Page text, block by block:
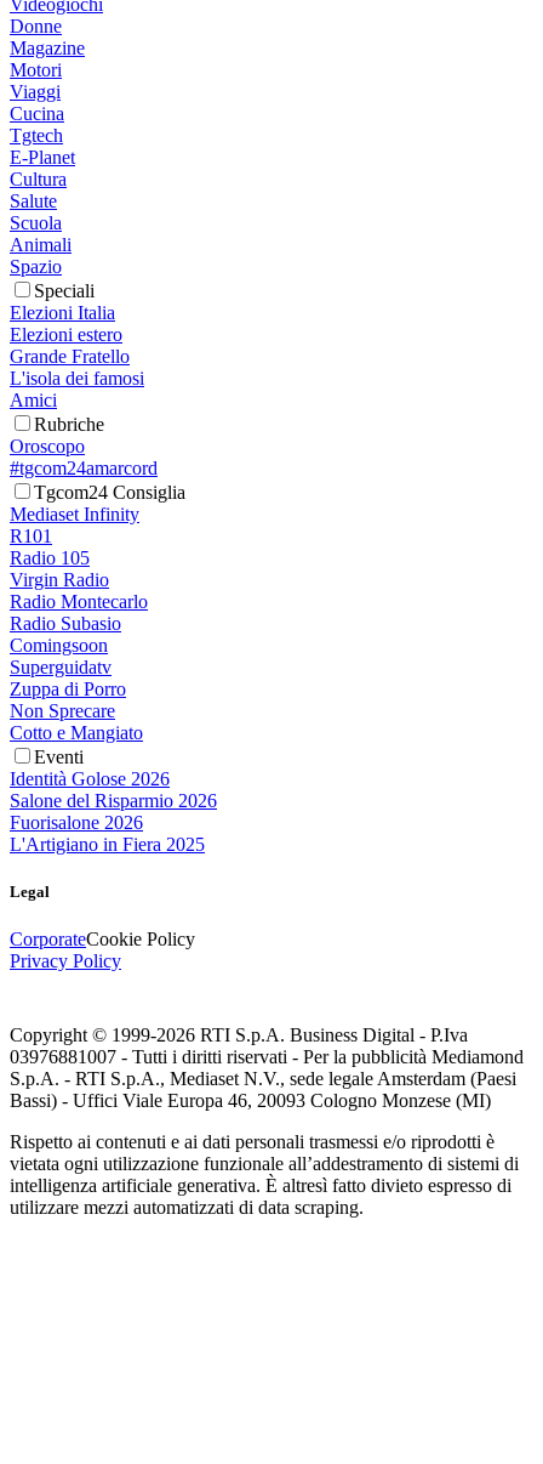
Donne
Magazine
Motori
Viaggi
Cucina
Tgtech
E-Planet
Cultura
Salute
Scuola
Animali
Spazio
Speciali
Elezioni Italia
Elezioni estero
Grande Fratello
L'isola dei famosi
Amici
Rubriche
Oroscopo
#tgcom24amarcord
Tgcom24 Consiglia
Mediaset Infinity
R101
Radio 105
Virgin Radio
Radio Montecarlo
Radio Subasio
Comingsoon
Superguidatv
Zuppa di Porro
Non Sprecare
Cotto e Mangiato
Eventi
Identità Golose 2026
Salone del Risparmio 2026
Fuorisalone 2026
L'Artigiano in Fiera 2025
Legal
CorporateCookie Policy
Privacy Policy
Copyright © 1999-2026 RTI S.p.A. Business Digital - P.Iva
03976881007 - Tutti i diritti riservati - Per la pubblicità Mediamond
S.p.A. - RTI S.p.A., Mediaset N.V., sede legale Amsterdam (Paesi
Bassi) - Uffici Viale Europa 46, 20093 Cologno Monzese (MI)
Rispetto ai contenuti e ai dati personali trasmessi e/o riprodotti è
vietata ogni utilizzazione funzionale all’addestramento di sistemi di
intelligenza artificiale generativa. È altresì fatto divieto espresso di
utilizzare mezzi automatizzati di data scraping.